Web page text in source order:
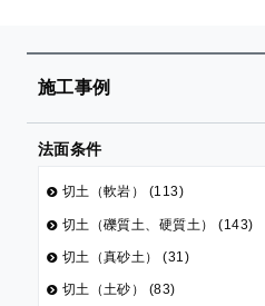
施工事例
法面条件
切土（軟岩） (113)
切土（礫質土、硬質土） (143)
切土（真砂土） (31)
切土（土砂） (83)